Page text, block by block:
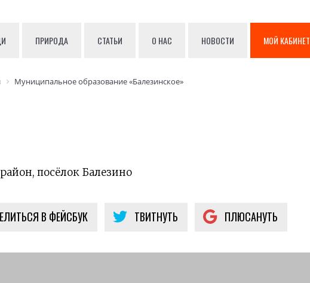
ПРИРОДА СТАТЬИ О НАС НОВОСТИ МОЙ КАБИНЕТ
Муниципальное образование «Балезинское»
посёлок Балезино
В ФЕЙСБУК ТВИТНУТЬ ПЛЮСАНУТЬ